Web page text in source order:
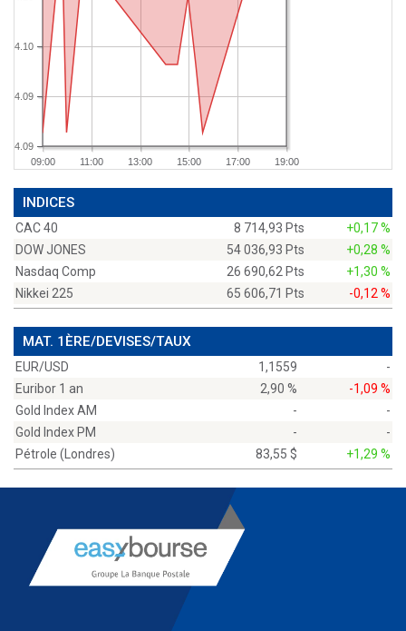
09:00 11:00 13:00 15:00 17:00 19:00
4.09
4.09
4.10
INDICES
CAC 40 8 714,93 Pts
+0,17 %
DOW JONES
54 036,93 Pts
+0,28 %
Nasdaq Comp
26 690,62 Pts
+1,30 %
Nikkei 225
65 606,71 Pts -0,12 %
MAT. 1ÈRE/DEVISES/TAUX
EUR/USD 1,1559
-
Euribor 1 an
2,90 %
-1,09 %
Gold Index AM
-
-
Gold Index PM
-
-
Pétrole (Londres)
83,55 $ +1,29 %